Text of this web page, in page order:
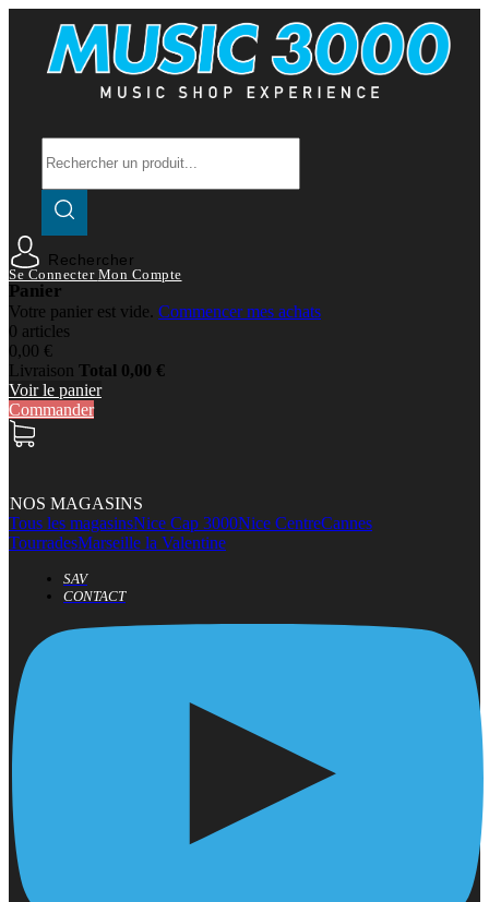
Rechercher
Se Connecter Mon Compte
Panier
Votre panier est vide. Commencer mes achats
0 articles
0,00 €
Livraison Total 0,00 €
Voir le panier
Commander
NOS MAGASINS
Tous les magasinsNice Cap 3000Nice CentreCannes
TourradesMarseille la Valentine
SAV
CONTACT